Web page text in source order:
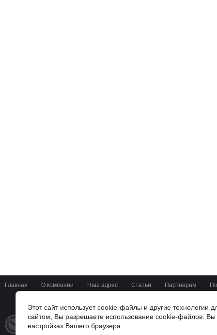
Главная О компании Наш адрес Статьи Партнерам
© 2014 - 2026
Мир Цифровых Систем
+7(4722) 37-42-01
Этот сайт использует cookie-файлы и другие технологии
сайтом, Вы разрешаете использование cookie-файлов.
настройках Вашего браузера.